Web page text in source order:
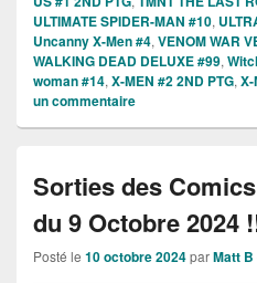
ULTIMATE SPIDER-MAN #10,
Uncanny X-Men #4, VENOM WAR
WALKING DEAD DELUXE #99,
woman #14, X-MEN #2 2ND PTG,
un commentaire
Sorties des
du 9 Octobre 2024
Posté le 10 octobre 2024parMatt B